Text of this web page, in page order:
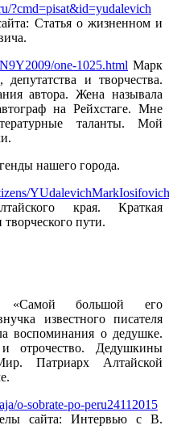
?cmd=pisat&id=yudalevich
Статья о жизненном и
one-1025.html Марк
и творчества.
автора. Жена называла
на Рейхстаге. Мне
таланты. Мой
нашего города.
края. Краткая
пути.
большой его
известного писателя
воспоминания о дедушке.
отрочество. Дедушкины
Патриарх Алтайской
o-sobrate-po-peru24112015
сайта: Интервью с В.